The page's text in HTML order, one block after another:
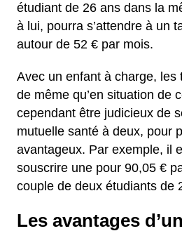
étudiant de 26 ans dans la
à lui, pourra s’attendre à un
autour de 52 € par mois.
Avec un enfant à charge, les
de même qu’en situation de
cependant être judicieux de
mutuelle santé à deux, pour
avantageux. Par exemple, il
souscrire une pour 90,05 €
couple de deux étudiants de
Les avantages